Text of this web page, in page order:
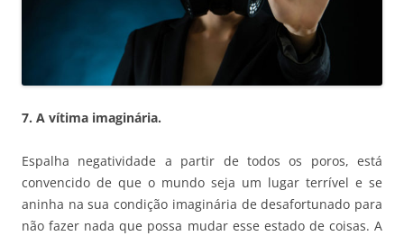
7. A vítima imaginária.
Espalha negatividade a partir de todos os poros, está
convencido de que o mundo seja um lugar terrível e se
aninha na sua condição imaginária de desafortunado para
não fazer nada que possa mudar esse estado de coisas. A